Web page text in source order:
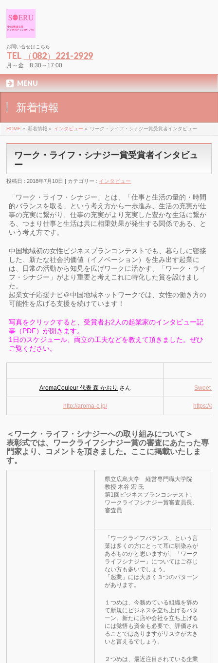
お問い合せはこちら
TEL （082）221-2929
月～金 8:30～17:00
MENU
新着情報
HOME » 新着情報 » インタビュー » ワーク・ライフ・シナジー賞受賞者インタビュー
ワーク・ライフ・シナジー賞受賞者インタビュ
ー
投稿日 : 2018年7月10日 | カテゴリー : インタビュー
「ワーク・ライフ・シナジー」とは、「仕事と生活の量的・時間
的バランスを取る」という考え方から一歩進み、生活の充実が仕
事の充実に繋がり、仕事の充実がより充実した豊かな生活に繋が
る、つまり仕事と生活は共に相乗効果が発生する関係である、と
いう考え方です。
中国地域初の女性ビジネスプランコンテストでも、暮らしに密接
した、新たな社会的価値（イノベーション）を生み出す起業に
は、日常の活動から知見を広げワークに活かす、「ワーク・ライ
フ・シナジー」がより重要と考えこれに特化した賞を設けまし
た。
起業女子応援ナビ＠中国地域ネットワークでは、女性の働き方の
可能性を広げる支援を続けています！
写真をクリックすると、受賞者お2人の起業家のインタビュー記
事（PDF）が開きます。
1日のスケジュール、両立の工夫などを教えて頂きました。ぜひ
ご覧ください。
AromaCouleur 代表 森 かおり さん Sweet
http://aroma-c.jp/ https://
＜ワーク・ライフ・シナジーへの取り組みについて＞
表彰式では、ワークライフシナジー賞の審査にあたった専
門家より、コメントを頂きました。ここに掲載いたしま
す。
県立広島大学 経営専門職大学院
教授 木谷 宏 氏
第1回ビジネスプランコンテスト、
ワークライフシナジー賞審査員長、
審査員
「ワークライフバランス」という言
葉は多くの方にとって耳に馴染みが
あるものかと思いますが、「ワーク
ライフシナジー」についてはご存じ
ない方も多いでしょう。
「起業」には大きく３つのパターン
があります。
１つめは、今務めている組織を辞め
て新規にビジネスを立ち上げるパタ
ーン。新たに店や会社を立ち上げる
には覚悟も資金も必要で、評価され
ることではありますがリスクが大き
いと言えるでしょう。
２つめは、最近注目されている企業